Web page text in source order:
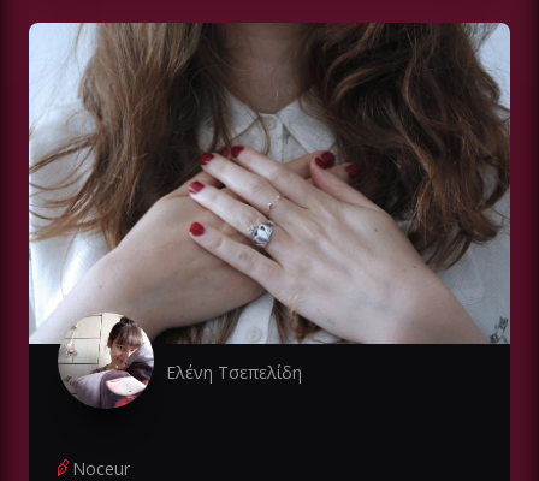
Ελένη Τσεπελίδη
Noceur